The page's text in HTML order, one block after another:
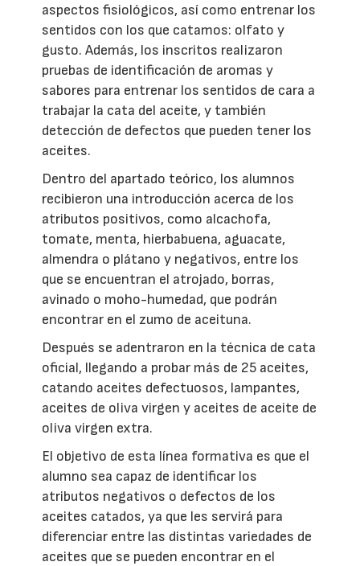
aspectos fisiológicos, así como entrenar los
sentidos con los que catamos: olfato y
gusto. Además, los inscritos realizaron
pruebas de identificación de aromas y
sabores para entrenar los sentidos de cara a
trabajar la cata del aceite, y también
detección de defectos que pueden tener los
aceites.
Dentro del apartado teórico, los alumnos
recibieron una introducción acerca de los
atributos positivos, como alcachofa,
tomate, menta, hierbabuena, aguacate,
almendra o plátano y negativos, entre los
que se encuentran el atrojado, borras,
avinado o moho-humedad, que podrán
encontrar en el zumo de aceituna.
Después se adentraron en la técnica de cata
oficial, llegando a probar más de 25 aceites,
catando aceites defectuosos, lampantes,
aceites de oliva virgen y aceites de aceite de
oliva virgen extra.
El objetivo de esta línea formativa es que el
alumno sea capaz de identificar los
atributos negativos o defectos de los
aceites catados, ya que les servirá para
diferenciar entre las distintas variedades de
aceites que se pueden encontrar en el